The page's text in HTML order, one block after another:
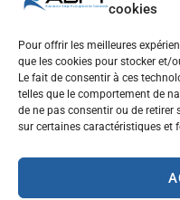
cookies
Pour offrir les meilleures
que les cookies pour stocker et/
Le fait de consentir à ces
telles que le comportement de
de ne pas consentir ou de
sur certaines caractéristiques et
Chaussée de Wavre, 2057
info@abft.be
+32 (0)2 347 34 77
Copyright © 2023 ABFT.BE – Tous